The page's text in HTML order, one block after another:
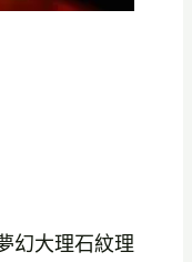
幻大理石紋理